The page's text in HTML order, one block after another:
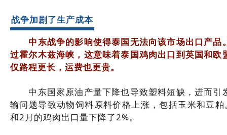
战争加剧了生产成本
中东战争的影响使得泰国无法向该市场出口产品
过霍尔木兹海峡，这意味着泰国鸡肉出口到英国和欧
仅路程更长，运费也更贵。
中东国家原油产量下降也导致塑料短缺，进而引
输问题导致动物饲料原料价格上涨，包括玉米和豆
和2月的鸡肉出口量下降了2%。